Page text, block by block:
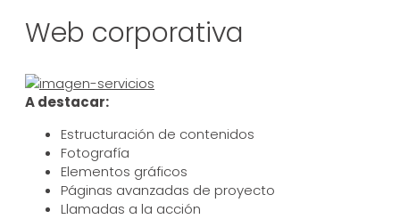
Web corporativa
A destacar:
Estructuración de contenidos
Fotografía
Elementos gráficos
Páginas avanzadas de proyecto
Llamadas a la acción